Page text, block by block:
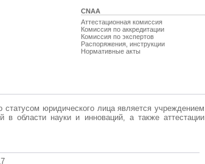
CNAA
Аттестационная комиссия
Комиссия по аккредитации
Комиссия по экспертов
Распоряжения, инструкции
Нормативные акты
юридического лица является учреждением
в области науки и инноваций, а также аттестации